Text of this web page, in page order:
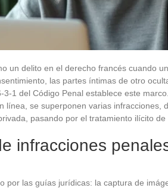
un delito en el derecho francés cuando
las partes íntimas de otro
1 del Código Penal establece este
línea, se superponen varias infracciones,
pasando por el tratamiento ilícito de
infracciones
por las guías jurídicas: la captura de